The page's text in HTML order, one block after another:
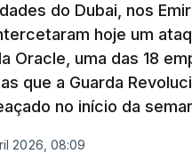
do Dubai, nos
hoje um
Oracle, uma das 18
que a Guarda
no início da
2026, 08:09